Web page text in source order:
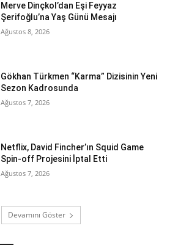
Merve Dinçkol’dan Eşi Feyyaz
Şerifoğlu’na Yaş Günü Mesajı
Ağustos 8, 2026
Gökhan Türkmen “Karma” Dizisinin Yeni
Sezon Kadrosunda
Ağustos 7, 2026
Netflix, David Fincher’ın Squid Game
Spin-off Projesini İptal Etti
Ağustos 7, 2026
Devamını Göster